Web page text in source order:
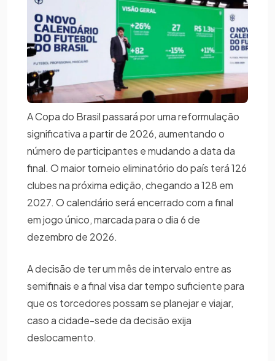
A Copa do Brasil passará por uma reformulação
significativa a partir de 2026, aumentando o
número de participantes e mudando a data da
final. O maior torneio eliminatório do país terá 126
clubes na próxima edição, chegando a 128 em
2027. O calendário será encerrado com a final
em jogo único, marcada para o dia 6 de
dezembro de 2026.
A decisão de ter um mês de intervalo entre as
semifinais e a final visa dar tempo suficiente para
que os torcedores possam se planejar e viajar,
caso a cidade-sede da decisão exija
deslocamento.